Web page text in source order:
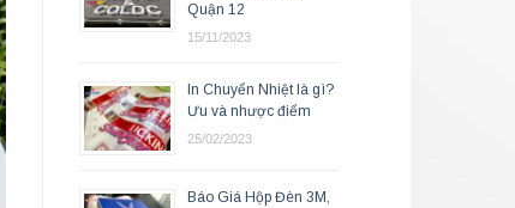
Quận 12
15/11/2023
In Chuyển Nhiệt là gì?
Ưu và nhược điểm
25/02/2023
Báo Giá Hộp Đèn 3M,